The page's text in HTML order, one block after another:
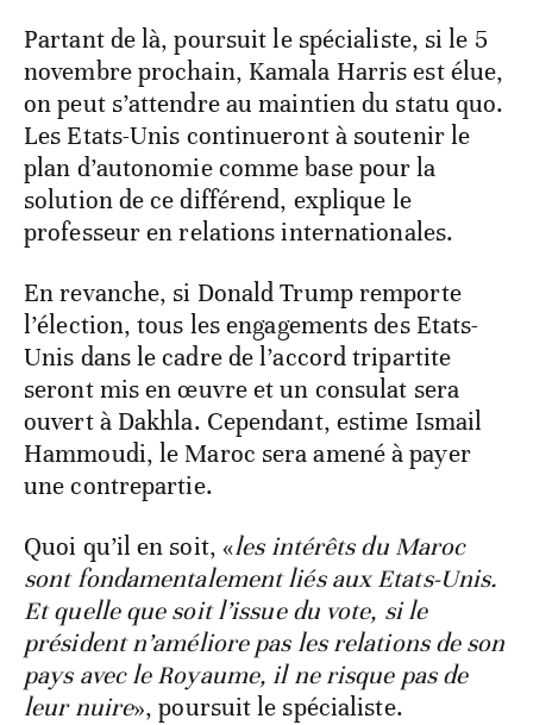
Partant de là, poursuit le spécialiste, si le 5
novembre prochain, Kamala Harris est élue,
on peut s’attendre au maintien du statu quo.
Les Etats-Unis continueront à soutenir le
plan d’autonomie comme base pour la
solution de ce différend, explique le
professeur en relations internationales.
En revanche, si Donald Trump remporte
l’élection, tous les engagements des Etats-
Unis dans le cadre de l’accord tripartite
seront mis en œuvre et un consulat sera
ouvert à Dakhla. Cependant, estime Ismail
Hammoudi, le Maroc sera amené à payer
une contrepartie.
Quoi qu’il en soit, «les intérêts du Maroc
sont fondamentalement liés aux Etats-Unis.
Et quelle que soit l’issue du vote, si le
président n’améliore pas les relations de son
pays avec le Royaume, il ne risque pas de
leur nuire», poursuit le spécialiste.